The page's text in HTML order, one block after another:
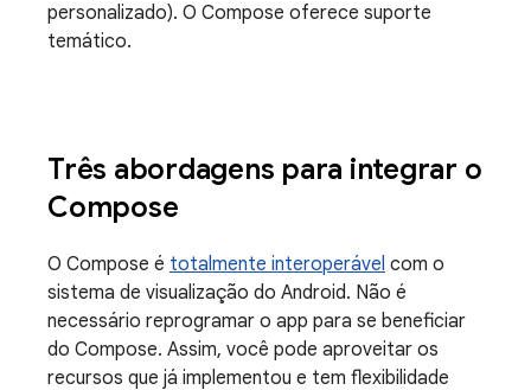
personalizado). O Compose oferece suporte
temático.
Três abordagens para integrar o
Compose
O Compose é totalmente interoperável com o
sistema de visualização do Android. Não é
necessário reprogramar o app para se beneficiar
do Compose. Assim, você pode aproveitar os
recursos que já implementou e tem flexibilidade